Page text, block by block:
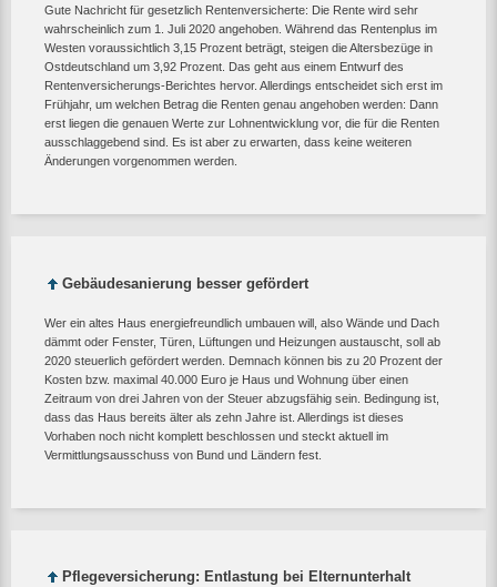
Gute Nachricht für gesetzlich Rentenversicherte: Die Rente wird sehr
wahrscheinlich zum 1. Juli 2020 angehoben. Während das Rentenplus im
Westen voraussichtlich 3,15 Prozent beträgt, steigen die Altersbezüge in
Ostdeutschland um 3,92 Prozent. Das geht aus einem Entwurf des
Rentenversicherungs-Berichtes hervor. Allerdings entscheidet sich erst im
Frühjahr, um welchen Betrag die Renten genau angehoben werden: Dann
erst liegen die genauen Werte zur Lohnentwicklung vor, die für die Renten
ausschlaggebend sind. Es ist aber zu erwarten, dass keine weiteren
Änderungen vorgenommen werden.
Gebäudesanierung besser gefördert
Wer ein altes Haus energiefreundlich umbauen will, also Wände und Dach
dämmt oder Fenster, Türen, Lüftungen und Heizungen austauscht, soll ab
2020 steuerlich gefördert werden. Demnach können bis zu 20 Prozent der
Kosten bzw. maximal 40.000 Euro je Haus und Wohnung über einen
Zeitraum von drei Jahren von der Steuer abzugsfähig sein. Bedingung ist,
dass das Haus bereits älter als zehn Jahre ist. Allerdings ist dieses
Vorhaben noch nicht komplett beschlossen und steckt aktuell im
Vermittlungsausschuss von Bund und Ländern fest.
Pflegeversicherung: Entlastung bei Elternunterhalt